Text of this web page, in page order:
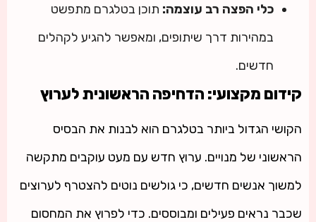
כלי הפצה רב עוצמה: תוכן בטלגרם מתפשט
במהירות דרך שיתופים, ומאפשר להגיע לקהלים
חדשים.
קידום מקצועי: הדחיפה הראשונית לערוץ
הקושי הגדול ביותר בטלגרם הוא לבנות את הבסיס
הראשוני של מנויים. ערוץ חדש עם מעט עוקבים מתקשה
למשוך אנשים חדשים, כי גולשים נוטים להצטרף לערוצים
שכבר נראים פעילים ומבוססים. כדי לפרוץ את המחסום